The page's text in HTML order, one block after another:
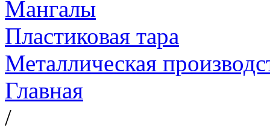
Мангалы
Пластиковая тара
Металлическая
Главная
/